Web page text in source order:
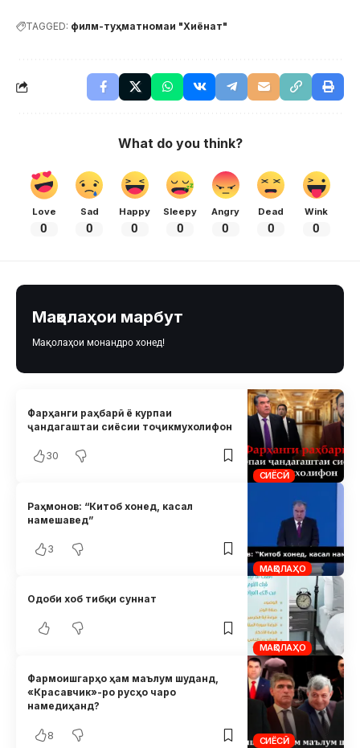
TAGGED: филм-туҳматномаи "Хиёнат"
What do you think?
Love
0
Sad
0
Happy
0
Sleepy
0
Angry
0
Dead
0
Wink
0
Мақолаҳои марбут
Мақолаҳои монандро хонед!
СИЁСӢ
Фарҳанги раҳбарӣ ё курпаи
ҷандагаштаи сиёсии тоҷикмухолифон
30
МАҚОЛАҲО
Раҳмонов: “Китоб хонед, касал
намешавед”
3
МАҚОЛАҲО
Одоби хоб тибқи суннат
СИЁСӢ
Фармоишгарҳо ҳам маълум шуданд,
«Красавчик»-ро русҳо чаро
намедиҳанд?
8